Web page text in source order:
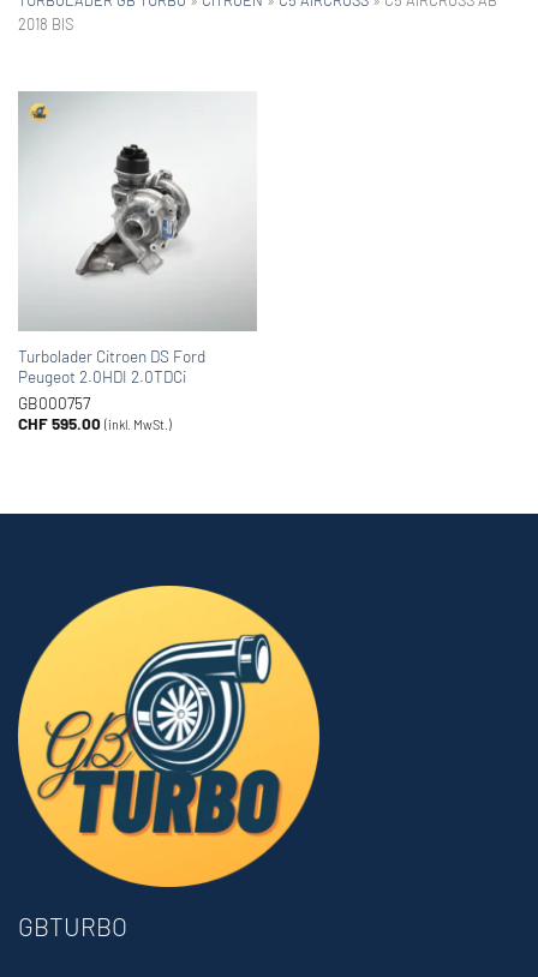
2018 BIS
Turbolader Citroen DS Ford
Peugeot 2.0HDI 2.0TDCi
GB000757
CHF595.00 (inkl. MwSt.)
GBTURBO